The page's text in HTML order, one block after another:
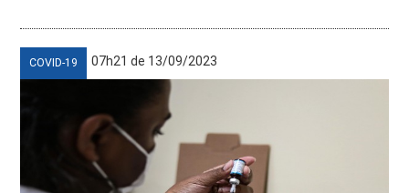
COVID-19 07h21 de 13/09/2023